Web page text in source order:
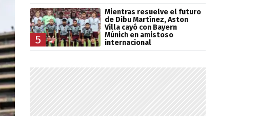
5
Mientras resuelve el futuro
de Dibu Martínez, Aston
Villa cayó con Bayern
Múnich en amistoso
internacional